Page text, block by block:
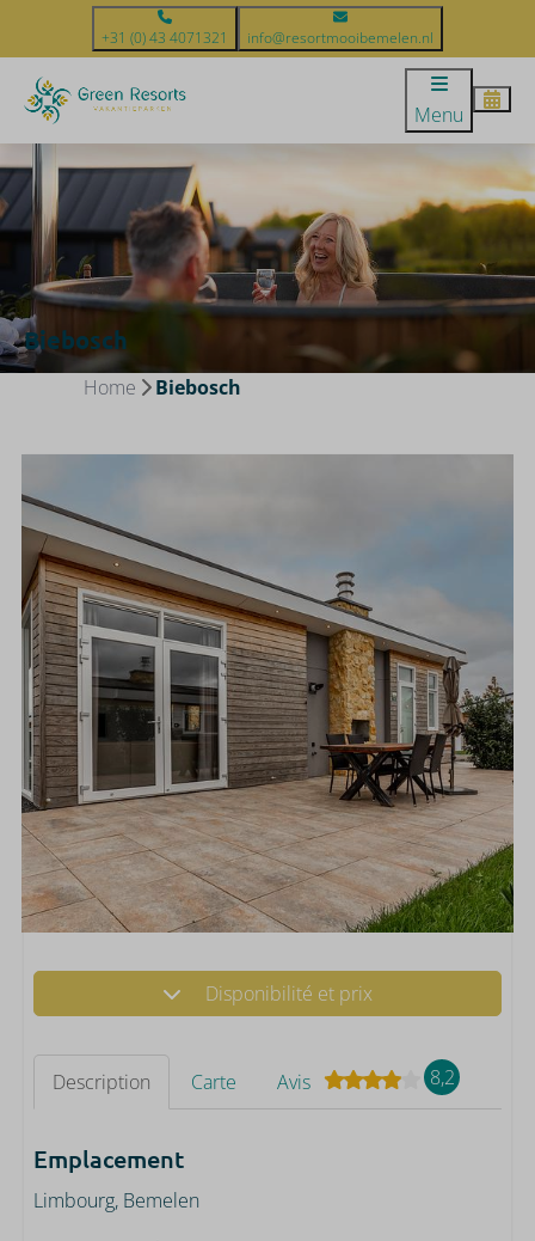
+31 (0) 43 4071321 info@resortmooibemelen.nl
Menu
Biebosch
Home Biebosch
Disponibilité et prix
Description Carte Avis 8,2
Emplacement
Limbourg, Bemelen